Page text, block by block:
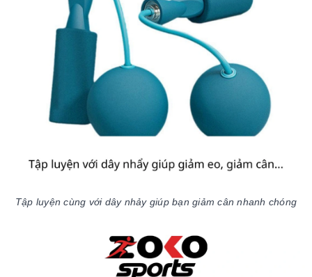
Tập luyện cùng với dây nhảy giúp bạn giảm cân nhanh chóng